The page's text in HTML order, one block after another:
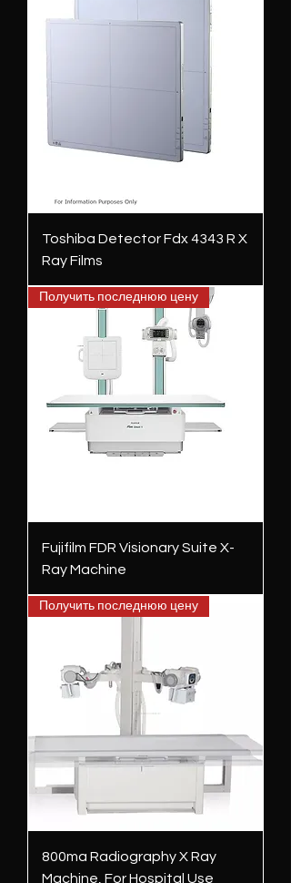
Toshiba Detector Fdx 4343 R X
Ray Films
Получить последнюю цену
Fujifilm FDR Visionary Suite X-
Ray Machine
Получить последнюю цену
800ma Radiography X Ray
Machine, For Hospital Use